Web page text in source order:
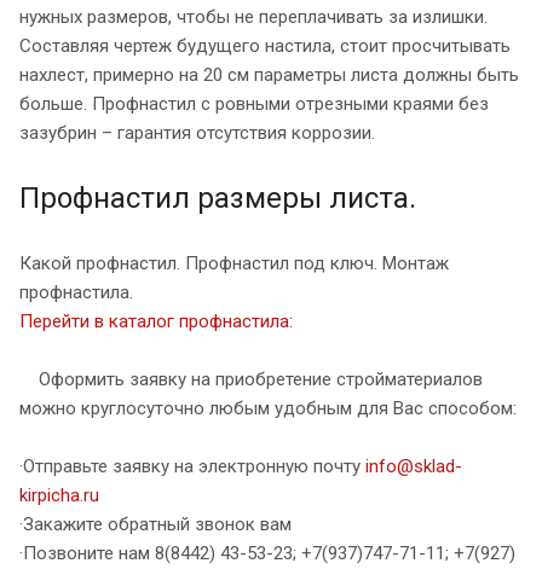
нужных размеров, чтобы не переплачивать за излишки.
Составляя чертеж будущего настила, стоит просчитывать
нахлест, примерно на 20 см параметры листа должны быть
больше. Профнастил с ровными отрезными краями без
зазубрин – гарантия отсутствия коррозии.
Профнастил размеры листа.
Какой профнастил. Профнастил под ключ. Монтаж
профнастила.
Перейти в каталог профнастила:
Оформить заявку на приобретение стройматериалов
можно круглосуточно любым удобным для Вас способом:
·Отправьте заявку на электронную почту info@sklad-
kirpicha.ru
·Закажите обратный звонок вам
·Позвоните нам 8(8442) 43-53-23; +7(937)747-71-11; +7(927)